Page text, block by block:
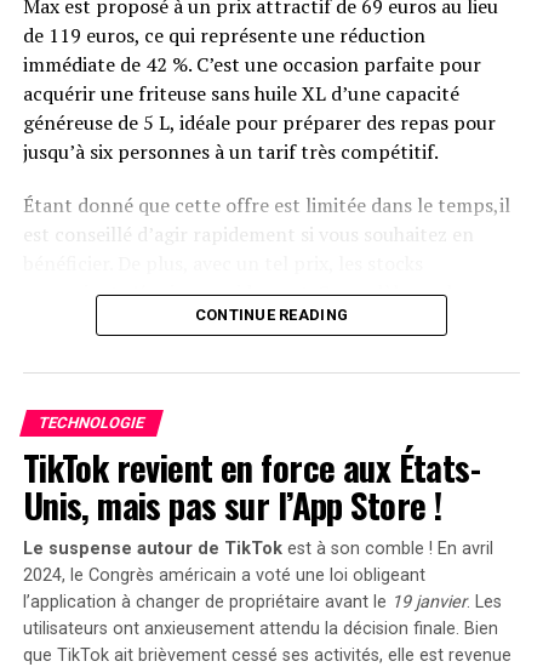
Disponibilité et Offres
Promotionnelles
Le solarbank 2 AC est disponible sur le site officiel
d’Anker SOLIX ainsi que sur Amazon au prix standard de
« early bird » sera active du20 janvier au 23 février
2025, permettant aux acheteurs intéressés d’acquérir
également un compteur Anker SOLIX Smart offert pour
chaque commande passée durant cette période spéciale.
le Solarbank 2 AC représente une avancée significative
dans le domaine du stockage énergétique domestique
grâce à ses caractéristiques techniques avancées et son
engagement envers la durabilité environnementale.
Max est proposé à un prix attractif de 69 euros au lieu
de 119 euros, ce qui représente une réduction
immédiate de 42 %. C’est une occasion parfaite pour
acquérir une friteuse sans huile XL d’une capacité
généreuse de 5 L, idéale pour préparer des repas pour
jusqu’à six personnes à un tarif très compétitif.
Étant donné que cette offre est limitée dans le temps,il
est conseillé d’agir rapidement si vous souhaitez en
pourraient s’épuiser rapidement. Ce modèle se classe
parmi les meilleures ventes sur Amazon avec plus de
Profitez des offres sur Amazon
Amazon propose également lalivraison gratuiteet
rapide pour cet article qui bénéficie d’une garantie de
deux ans. En outre, il existe une option de paiement
échelonné en quatre fois sans frais sur ce modèle. Enfin,
sachez que vous avez la possibilité de changer d’avis et
retourner le produit gratuitement dans un délai de 30
jours afin d’obtenir unremboursement intégral.
CONTINUE READING
TECHNOLOGIE
TikTok revient en force aux États-
Unis, mais pas sur l’App Store !
Le suspense autour de TikTokest à son comble ! En avril
2024, le Congrès américain a voté une loi obligeant
l’application à changer de propriétaire avant le 19 janvier. Les
utilisateurs ont anxieusement attendu la décision finale. Bien
que TikTok ait brièvement cessé ses activités, elle est revenue